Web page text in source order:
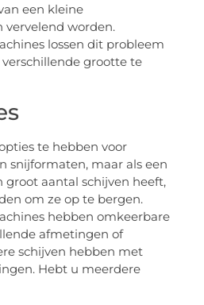
een kleine
worden.
lossen dit probleem
grootte te
te hebben voor
snijformaten, maar als een
groot aantal schijven heeft,
om ze op te bergen.
hebben omkeerbare
afmetingen of
schijven hebben met
Hebt u meerdere